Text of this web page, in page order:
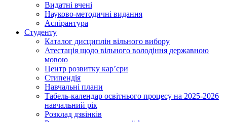
Видатні вчені
Науково-методичні видання
Аспірантура
Студенту
Каталог дисциплін вільного вибору
Атестація щодо вільного володіння державною
мовою
Центр розвитку кар’єри
Стипендія
Навчальні плани
Табель-календар освітнього процесу на 2025-2026
навчальний рік
Розклад дзвінків